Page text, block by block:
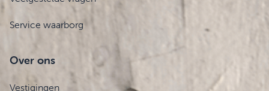
Service waarborg
Over ons
Vestigingen